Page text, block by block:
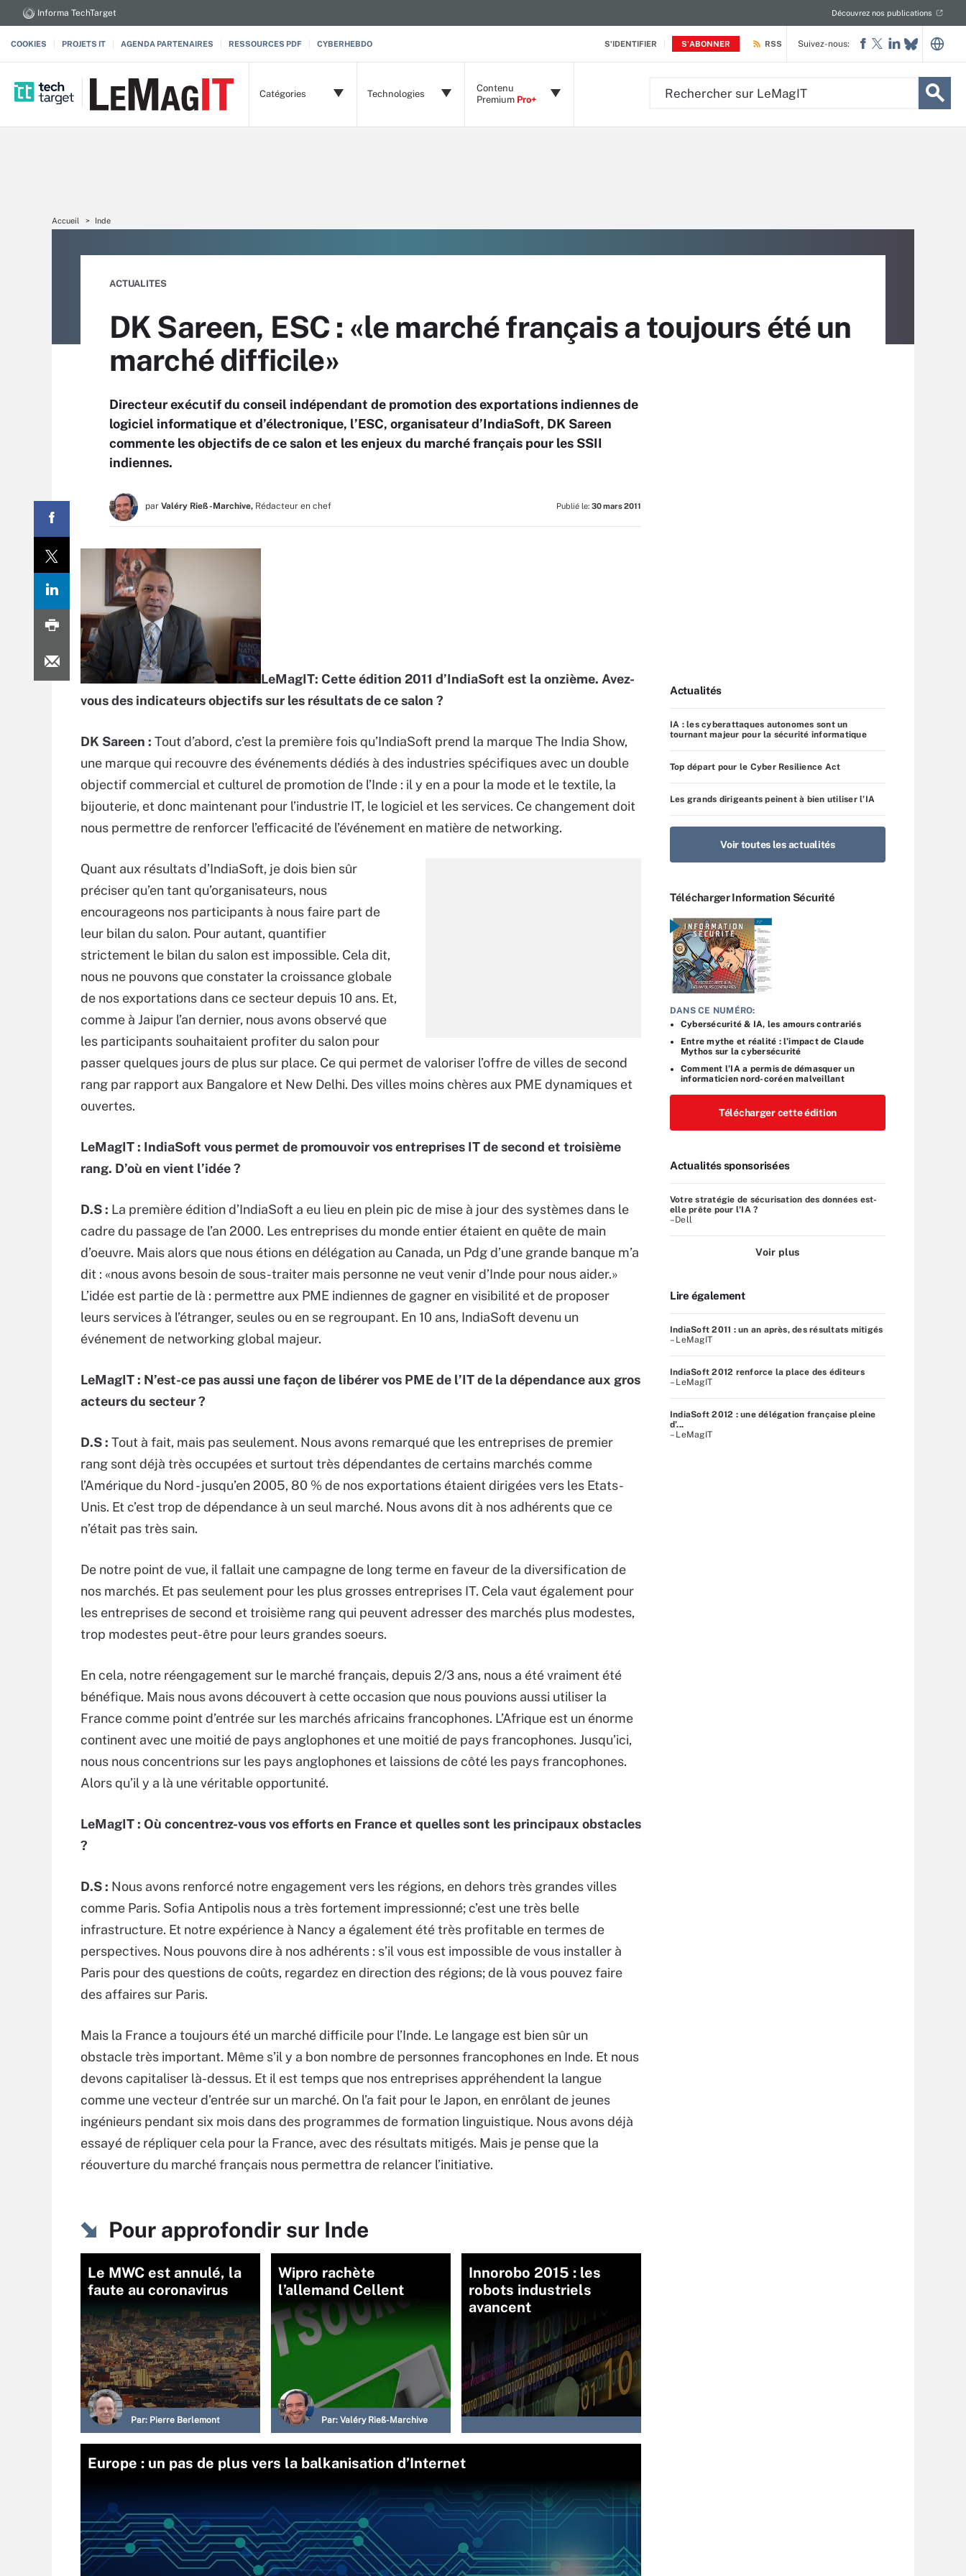
S'IDENTIFIER S'ABONNER
Informa TechTarget Découvrez nos publications
COOKIES PROJETS IT AGENDA PARTENAIRES RESSOURCES PDF CYBERHEBDO RSS
Catégories Technologies
Contenu
Premium Pro+
Suivez-nous:
Accueil Inde
ACTUALITES
DK Sareen, ESC : «le marché français a toujours été un
marché difficile»
Directeur exécutif du conseil indépendant de promotion des exportations indiennes de
logiciel informatique et d’électronique, l’ESC, organisateur d’IndiaSoft, DK Sareen
commente les objectifs de ce salon et les enjeux du marché français pour les SSII
indiennes.
par Valéry Rieß-Marchive, Rédacteur en chef Publié le: 30 mars 2011
LeMagIT: Cette édition 2011 d’IndiaSoft est la onzième. Avez-
vous des indicateurs objectifs sur les résultats de ce salon ?
DK Sareen : Tout d’abord, c’est la première fois qu’IndiaSoft prend la marque The India Show,
une marque qui recouvre des événements dédiés à des industries spécifiques avec un double
objectif commercial et culturel de promotion de l’Inde : il y en a pour la mode et le textile, la
bijouterie, et donc maintenant pour l’industrie IT, le logiciel et les services. Ce changement doit
nous permettre de renforcer l’efficacité de l’événement en matière de networking.
Quant aux résultats d’IndiaSoft, je dois bien sûr
préciser qu’en tant qu’organisateurs, nous
encourageons nos participants à nous faire part de
leur bilan du salon. Pour autant, quantifier
strictement le bilan du salon est impossible. Cela dit,
nous ne pouvons que constater la croissance globale
de nos exportations dans ce secteur depuis 10 ans. Et,
comme à Jaipur l’an dernier, nous avons observé que
les participants souhaitaient profiter du salon pour
passer quelques jours de plus sur place. Ce qui permet de valoriser l’offre de villes de second
rang par rapport aux Bangalore et New Delhi. Des villes moins chères aux PME dynamiques et
ouvertes.
LeMagIT : IndiaSoft vous permet de promouvoir vos entreprises IT de second et troisième
rang. D’où en vient l’idée ?
D.S : La première édition d’IndiaSoft a eu lieu en plein pic de mise à jour des systèmes dans le
cadre du passage de l’an 2000. Les entreprises du monde entier étaient en quête de main
d’oeuvre. Mais alors que nous étions en délégation au Canada, un Pdg d’une grande banque m’a
dit : «nous avons besoin de sous-traiter mais personne ne veut venir d’Inde pour nous aider.»
L’idée est partie de là : permettre aux PME indiennes de gagner en visibilité et de proposer
leurs services à l’étranger, seules ou en se regroupant. En 10 ans, IndiaSoft devenu un
événement de networking global majeur.
LeMagIT : N’est-ce pas aussi une façon de libérer vos PME de l’IT de la dépendance aux gros
acteurs du secteur ?
D.S : Tout à fait, mais pas seulement. Nous avons remarqué que les entreprises de premier
rang sont déjà très occupées et surtout très dépendantes de certains marchés comme
l’Amérique du Nord - jusqu’en 2005, 80 % de nos exportations étaient dirigées vers les Etats-
Unis. Et c’est trop de dépendance à un seul marché. Nous avons dit à nos adhérents que ce
n’était pas très sain.
De notre point de vue, il fallait une campagne de long terme en faveur de la diversification de
nos marchés. Et pas seulement pour les plus grosses entreprises IT. Cela vaut également pour
les entreprises de second et troisième rang qui peuvent adresser des marchés plus modestes,
trop modestes peut-être pour leurs grandes soeurs.
En cela, notre réengagement sur le marché français, depuis 2/3 ans, nous a été vraiment été
bénéfique. Mais nous avons découvert à cette occasion que nous pouvions aussi utiliser la
France comme point d’entrée sur les marchés africains francophones. L’Afrique est un énorme
continent avec une moitié de pays anglophones et une moitié de pays francophones. Jusqu’ici,
nous nous concentrions sur les pays anglophones et laissions de côté les pays francophones.
Alors qu’il y a là une véritable opportunité.
LeMagIT : Où concentrez-vous vos efforts en France et quelles sont les principaux obstacles
?
D.S : Nous avons renforcé notre engagement vers les régions, en dehors très grandes villes
comme Paris. Sofia Antipolis nous a très fortement impressionné; c’est une très belle
infrastructure. Et notre expérience à Nancy a également été très profitable en termes de
perspectives. Nous pouvons dire à nos adhérents : s’il vous est impossible de vous installer à
Paris pour des questions de coûts, regardez en direction des régions; de là vous pouvez faire
des affaires sur Paris.
Mais la France a toujours été un marché difficile pour l’Inde. Le langage est bien sûr un
obstacle très important. Même s’il y a bon nombre de personnes francophones en Inde. Et nous
devons capitaliser là-dessus. Et il est temps que nos entreprises appréhendent la langue
comme une vecteur d’entrée sur un marché. On l’a fait pour le Japon, en enrôlant de jeunes
ingénieurs pendant six mois dans des programmes de formation linguistique. Nous avons déjà
essayé de répliquer cela pour la France, avec des résultats mitigés. Mais je pense que la
réouverture du marché français nous permettra de relancer l’initiative.
Pour approfondir sur Inde
Le MWC est annulé, la
faute au coronavirus
Par: Pierre Berlemont
Wipro rachète
l’allemand Cellent
Par: Valéry Rieß-Marchive
Innorobo 2015 : les
robots industriels
avancent
Europe : un pas de plus vers la balkanisation d’Internet
Actualités
IA : les cyberattaques autonomes sont un
tournant majeur pour la sécurité informatique
Top départ pour le Cyber Resilience Act
Les grands dirigeants peinent à bien utiliser l’IA
Voir toutes les actualités
Télécharger Information Sécurité
DANS CE NUMÉRO:
Cybersécurité & IA, les amours contrariés
Entre mythe et réalité : l’impact de Claude
Mythos sur la cybersécurité
Comment l’IA a permis de démasquer un
informaticien nord-coréen malveillant
Télécharger cette édition
Actualités sponsorisées
Votre stratégie de sécurisation des données est-
elle prête pour l'IA ?
–Dell
Voir plus
Lire également
IndiaSoft 2011 : un an après, des résultats mitigés
– LeMagIT
IndiaSoft 2012 renforce la place des éditeurs
– LeMagIT
IndiaSoft 2012 : une délégation française pleine
d’...
– LeMagIT